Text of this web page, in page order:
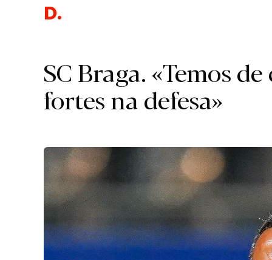
Despor
SC Braga. «Temos
fortes na defesa»